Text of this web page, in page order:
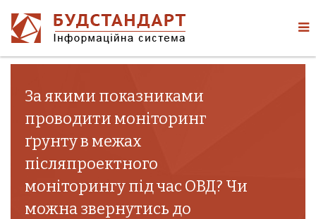
За якими показниками
проводити моніторинг
ґрунту в межах
післяпроектного
моніторингу під час ОВД? Чи
можна звернутись до